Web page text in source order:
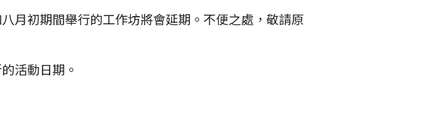
月初期間舉行的工作坊將會延期。不便之處，敬請原
活動日期。